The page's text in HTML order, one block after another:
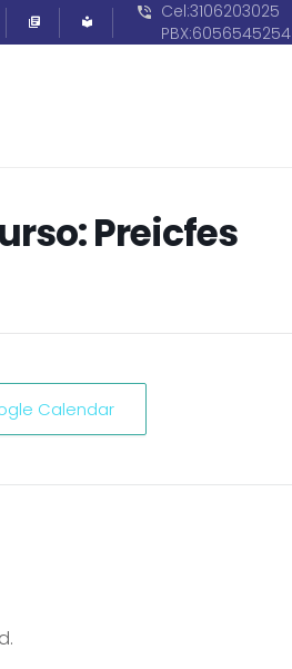
Cel:3106203025
PBX:6056545254
Preicfes
Calendar